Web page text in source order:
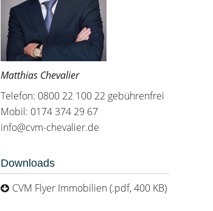
Matthias Chevalier
Telefon: 0800 22 100 22 gebührenfrei
Mobil: 0174 374 29 67
info@cvm-chevalier.de
Downloads
CVM Flyer Immobilien (.pdf, 400 KB)